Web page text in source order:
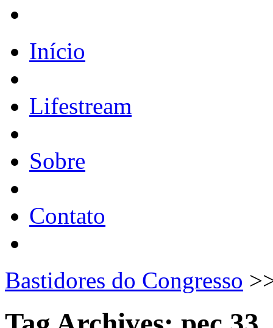
Início
Lifestream
Sobre
Contato
Bastidores do Congresso